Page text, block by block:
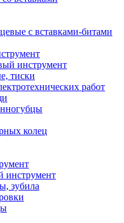
с вставками-битами
инструмент
тиски
работ
колец
инструмент
зубила